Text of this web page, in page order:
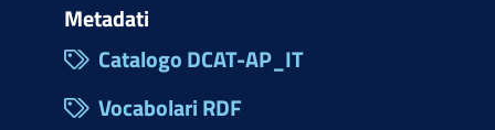
Metadati
Catalogo DCAT-AP_IT
Vocabolari RDF